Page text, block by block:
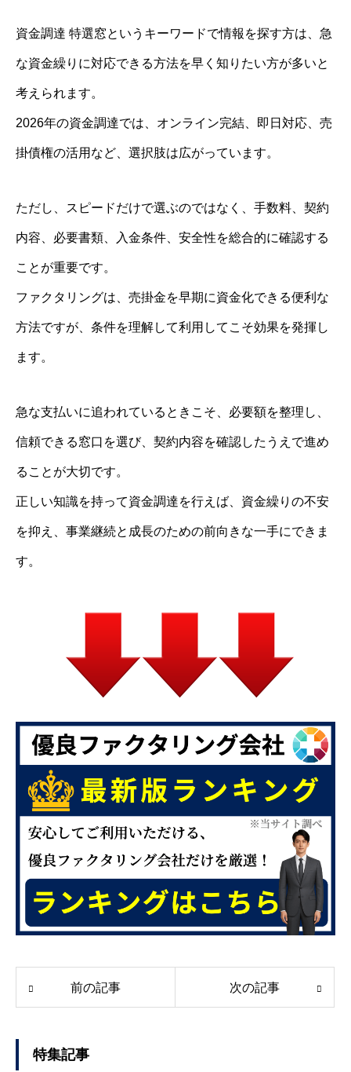
資金調達 特選窓というキーワードで情報を探す方は、急
な資金繰りに対応できる方法を早く知りたい方が多いと
考えられます。
2026年の資金調達では、オンライン完結、即日対応、売
掛債権の活用など、選択肢は広がっています。
ただし、スピードだけで選ぶのではなく、手数料、契約
内容、必要書類、入金条件、安全性を総合的に確認する
ことが重要です。
ファクタリングは、売掛金を早期に資金化できる便利な
方法ですが、条件を理解して利用してこそ効果を発揮し
ます。
急な支払いに追われているときこそ、必要額を整理し、
信頼できる窓口を選び、契約内容を確認したうえで進め
ることが大切です。
正しい知識を持って資金調達を行えば、資金繰りの不安
を抑え、事業継続と成長のための前向きな一手にできま
す。
前の記事 次の記事
特集記事